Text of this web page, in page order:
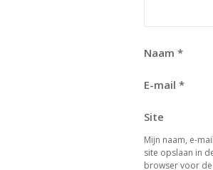
Naam *
E-mail *
Site
Mijn naam, e-
site opslaan in
browser voor de